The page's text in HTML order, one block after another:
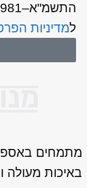
למדיניות
מתמחים
באיכות מעולה